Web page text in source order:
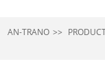
AN-TRANO